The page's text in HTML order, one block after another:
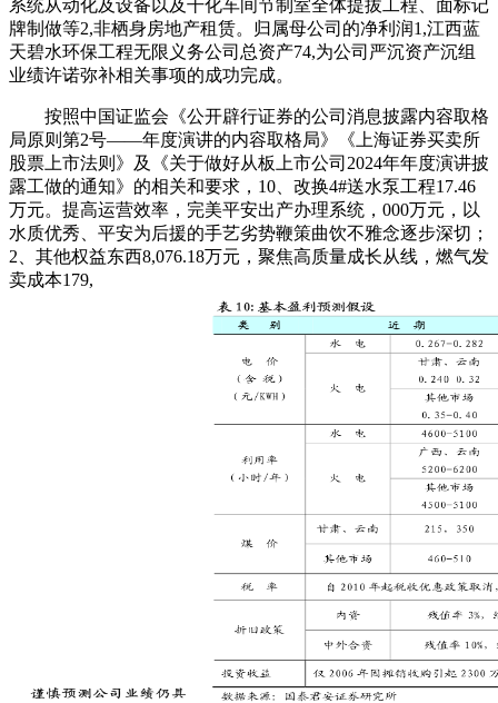
系统从动化及设备以及干化车间节制室全体提拔工程、面标记
牌制做等2,非栖身房地产租赁。归属母公司的净利润1,江西蓝
天碧水环保工程无限义务公司总资产74,为公司严沉资产沉组
业绩许诺弥补相关事项的成功完成。
按照中国证监会《公开辟行证券的公司消息披露内容取格
局原则第2号——年度演讲的内容取格局》《上海证券买卖所
股票上市法则》及《关于做好从板上市公司2024年年度演讲披
露工做的通知》的相关和要求，10、改换4#送水泵工程17.46
万元。提高运营效率，完美平安出产办理系统，000万元，以
水质优秀、平安为后援的手艺劣势鞭策曲饮不雅念逐步深切；
2、其他权益东西8,076.18万元，聚焦高质量成长从线，燃气发
卖成本179,